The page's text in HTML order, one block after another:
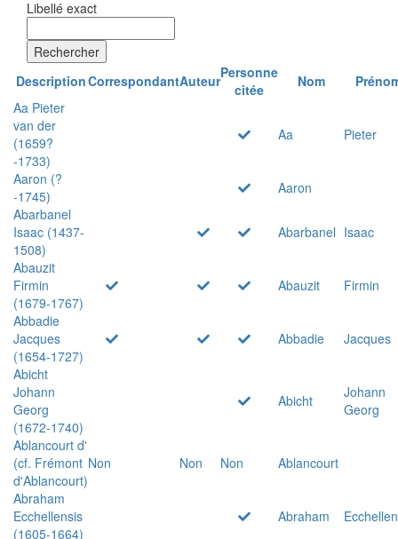
Libellé exact
Rechercher
DescriptionCorrespondantAuteurPersonne
citée
Nom
Aa Pieter
van der
(1659?
-1733)
Aa Pieter
Aaron (?
-1745)
Aaron
Abarbanel
Isaac (1437-
1508)
Abarbanel Isaac
Abauzit
Firmin
(1679-1767)
Abauzit
Firmin
Abbadie
Jacques
(1654-1727)
Abbadie
Jacques
Abicht
Johann
Georg
(1672-1740)
Abicht
Johann
Georg
Ablancourt d'
(cf. Frémont
d'Ablancourt)
Non Non Non
Ablancourt
Abraham
Ecchellensis
(1605-1664)
Abraham